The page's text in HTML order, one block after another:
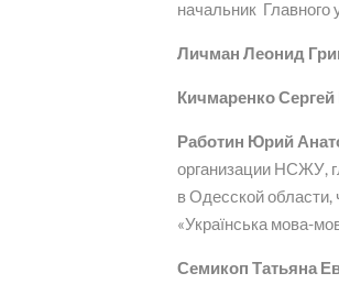
начальник
Личман Леонид
Кичмаренко
Работин Юрий
организации НСЖУ,
в Одесской
«Українська мова-
Семикоп Татьяна